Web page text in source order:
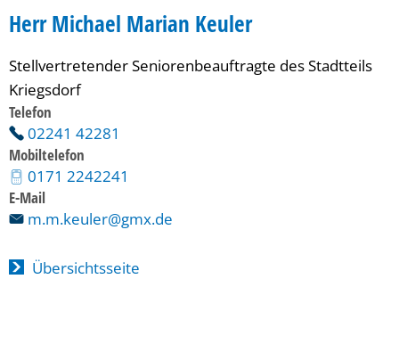
Herr Michael Marian Keuler
Stellvertretender Seniorenbeauftragte des Stadtteils
Kriegsdorf
Telefon
02241 42281
Mobiltelefon
0171 2242241
E-Mail
m.m.keuler@gmx.de
Übersichtsseite